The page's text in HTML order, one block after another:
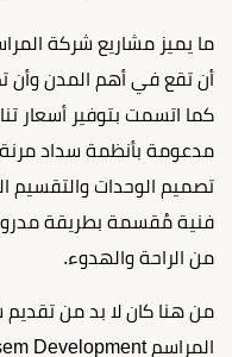
ما يميز مشاريع شركة
أن تقع في أهم المدن وأن
كما اتسمت بتوفير أسعار
مدعومة بأنظمة سداد مرنة
تصميم الوحدات والتقسيم
فنية مُقسمة بطريقة
من الراحة والهدوء.
من هنا كان لا بد من